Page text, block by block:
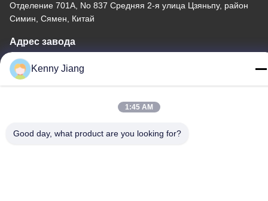
Отделение 701A, No 837 Средняя 2-я улица Цзяньпу, район
Симин, Сямен, Китай
Адрес завода
No 72, Yongjun Road, Wufeng Village, Chongwu Town,
Quanzhou, Fujian, Китай
Kenny Jiang
1:45 AM
Good day, what product are you looking for?